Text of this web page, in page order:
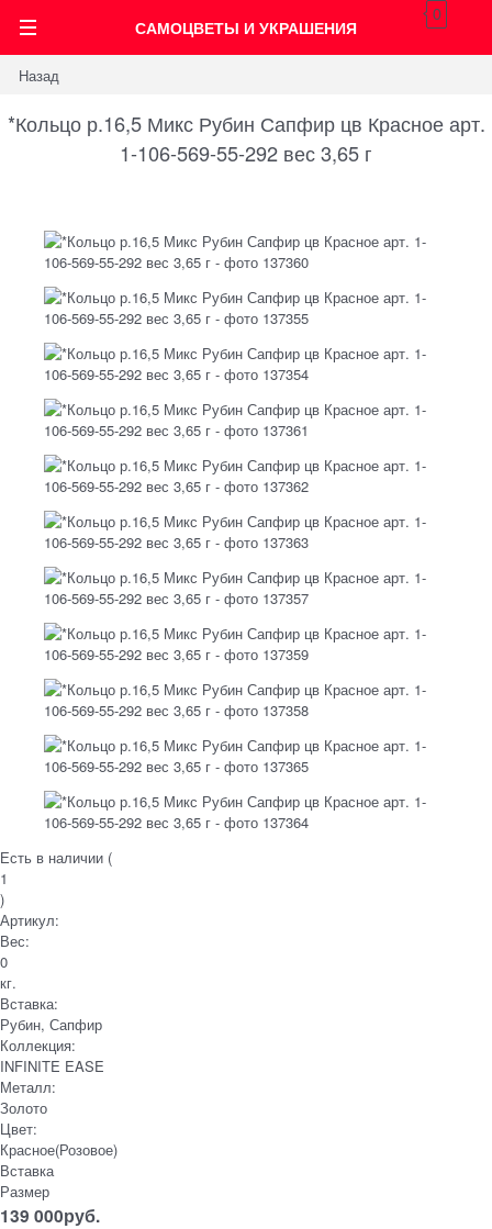
САМОЦВЕТЫ И УКРАШЕНИЯ
0
Назад
*Кольцо р.16,5 Микс Рубин Сапфир цв Красное арт.
1-106-569-55-292 вес 3,65 г
Есть в наличии (
1
)
Артикул:
Вес:
0
кг.
Вставка:
Рубин, Сапфир
Коллекция:
INFINITE EASE
Металл:
Золото
Цвет:
Красное(Розовое)
Вставка
Размер
139 000руб.